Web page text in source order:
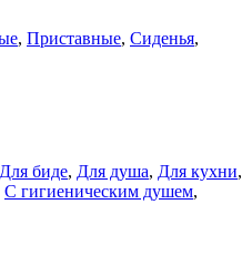
, Приставные, Сиденья,
Для биде, Для душа, Для кухни,
C гигиеническим душем,